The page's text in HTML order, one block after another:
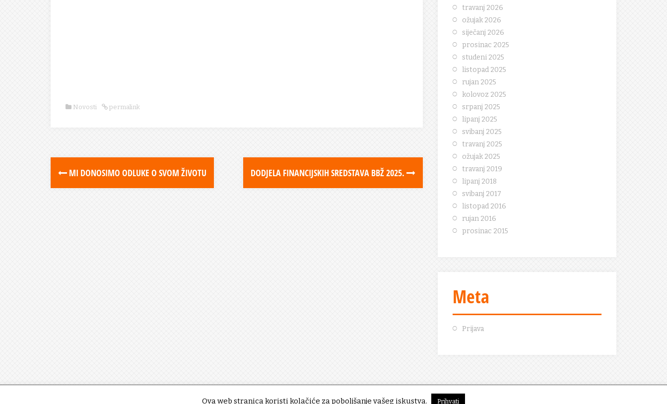
Novosti permalink
MI DONOSIMO ODLUKE O SVOM ŽIVOTU DODJELA FINANCIJSKIH SREDSTAVA BBŽ 2025.
travanj 2026
ožujak 2026
siječanj 2026
prosinac 2025
studeni 2025
listopad 2025
rujan 2025
kolovoz 2025
srpanj 2025
lipanj 2025
svibanj 2025
travanj 2025
ožujak 2025
travanj 2019
lipanj 2018
svibanj 2017
listopad 2016
rujan 2016
prosinac 2015
Meta
Prijava
Ova web stranica koristi kolačiće za poboljšanje vašeg iskustva. Prihvati